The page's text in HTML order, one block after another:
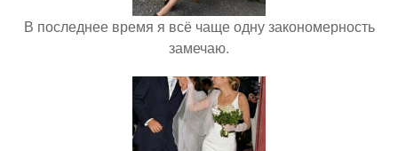
В последнее время я всё чаще одну закономерность
замечаю.